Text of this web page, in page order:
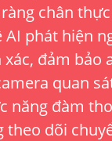
chân
AI phát hiện
đảm bảo
quan
năng đàm
theo dõi